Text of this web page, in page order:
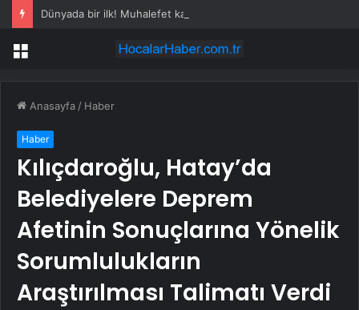
Menü
Anasayfa / Haber
Haber
Kılıçdaroğlu, Hatay’da
Belediyelere Deprem
Afetinin Sonuçlarına Yönelik
Sorumlulukların
Araştırılması Talimatı Verdi